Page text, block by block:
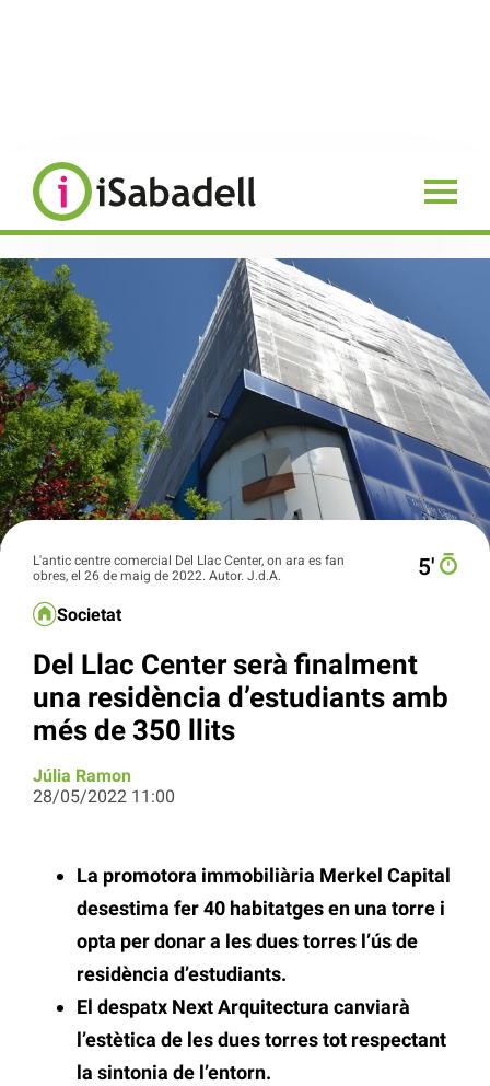
L'antic centre comercial Del Llac Center, on ara es fan
obres, el 26 de maig de 2022. Autor. J.d.A.
5′
Societat
Del Llac Center serà finalment
una residència d’estudiants amb
més de 350 llits
Júlia Ramon
28/05/2022 11:00
La promotora immobiliària Merkel Capital
desestima fer 40 habitatges en una torre i
opta per donar a les dues torres l’ús de
residència d’estudiants.
El despatx Next Arquitectura canviarà
l’estètica de les dues torres tot respectant
la sintonia de l’entorn.